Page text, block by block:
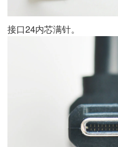
接口24内芯满针。